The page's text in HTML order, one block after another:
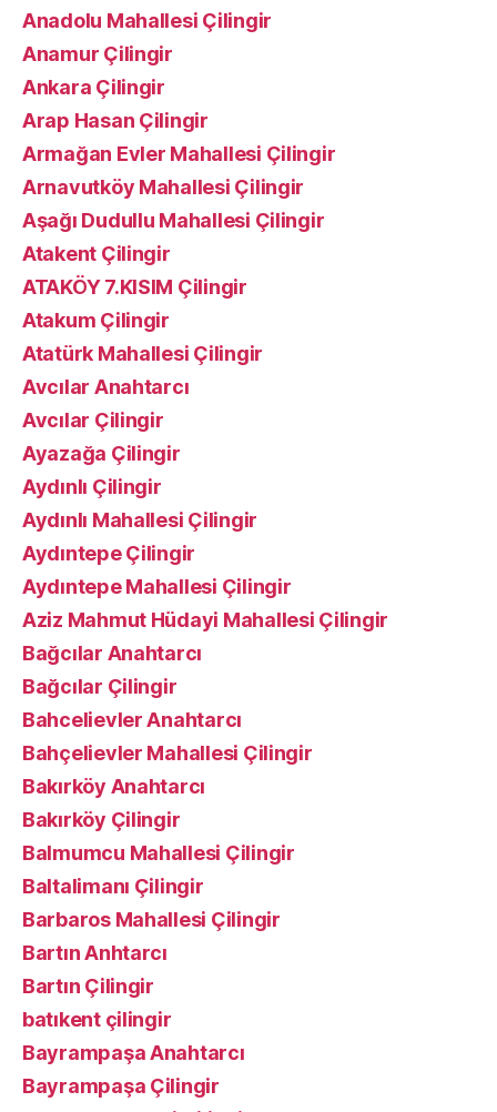
Anadolu Mahallesi Çilingir
Anamur Çilingir
Ankara Çilingir
Arap Hasan Çilingir
Armağan Evler Mahallesi Çilingir
Arnavutköy Mahallesi Çilingir
Aşağı Dudullu Mahallesi Çilingir
Atakent Çilingir
ATAKÖY 7.KISIM Çilingir
Atakum Çilingir
Atatürk Mahallesi Çilingir
Avcılar Anahtarcı
Avcılar Çilingir
Ayazağa Çilingir
Aydınlı Çilingir
Aydınlı Mahallesi Çilingir
Aydıntepe Çilingir
Aydıntepe Mahallesi Çilingir
Aziz Mahmut Hüdayi Mahallesi Çilingir
Bağcılar Anahtarcı
Bağcılar Çilingir
Bahcelievler Anahtarcı
Bahçelievler Mahallesi Çilingir
Bakırköy Anahtarcı
Bakırköy Çilingir
Balmumcu Mahallesi Çilingir
Baltalimanı Çilingir
Barbaros Mahallesi Çilingir
Bartın Anhtarcı
Bartın Çilingir
batıkent çilingir
Bayrampaşa Anahtarcı
Bayrampaşa Çilingir